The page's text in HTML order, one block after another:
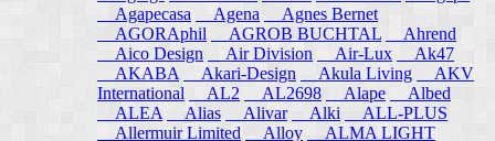
Agapecasa
Agena
Agnes Bernet
AGORAphil
AGROB BUCHTAL
Ahrend
Aico Design
Air Division Air-Lux
Ak47
AKABA
Akari-Design Akula Living
AKV
International
AL2 AL2698 Alape
Albed
ALEA
Alias Alivar Alki
ALL-PLUS
Allermuir Limited
Alloy
ALMA LIGHT